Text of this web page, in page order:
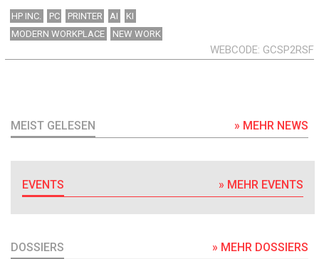
HP INC. PC PRINTER AI
KI
MODERN WORKPLACE
NEW WORK
WEBCODE GCSP2RSF
MEIST GELESEN » MEHR NEWS
EVENTS » MEHR EVENTS
DOSSIERS » MEHR DOSSIERS